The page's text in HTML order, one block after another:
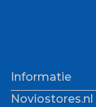
Informatie
Noviostores.nl